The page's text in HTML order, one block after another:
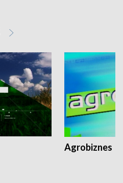
Agrobiznes